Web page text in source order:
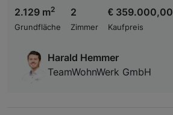
2.129 m2
Grundfläche
2
Zimmer
€ 359.000,00
Kaufpreis
Harald Hemmer
TeamWohnWerk GmbH